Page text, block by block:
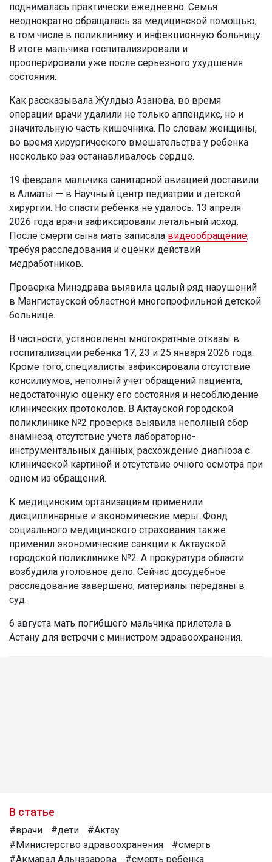
поднималась практически ежедневно. Семья
неоднократно обращалась за медицинской помощью,
в том числе в поликлинику и инфекционную больницу.
В итоге мальчика госпитализировали и
прооперировали уже после серьезного ухудшения
состояния.
Как рассказывала Жулдыз Азанова, во время
операции врачи удалили не только аппендикс, но и
значительную часть кишечника. По словам женщины,
во время хирургического вмешательства у ребенка
несколько раз останавливалось сердце.
19 февраля мальчика санитарной авиацией доставили
в Алматы — в Научный центр педиатрии и детской
хирургии. Но спасти ребенка не удалось. 13 апреля
2026 года врачи зафиксировали летальный исход.
После смерти сына мать записала видеообращение,
требуя расследования и оценки действий
медработников.
Проверка Минздрава выявила целый ряд нарушений
в Мангистауской областной многопрофильной детской
больнице.
В частности, установлены многократные отказы в
госпитализации ребенка 17, 23 и 25 января 2026 года.
Кроме того, специалисты зафиксировали отсутствие
консилиумов, неполный учет обращений пациента,
недостаточную оценку его состояния и несоблюдение
клинических протоколов. В Актауской городской
поликлинике №2 проверка выявила неполный сбор
анамнеза, отсутствие учета лабораторно-
инструментальных данных, расхождение диагноза с
клинической картиной и отсутствие очного осмотра при
одном из обращений.
К медицинским организациям применили
дисциплинарные и экономические меры. Фонд
социального медицинского страхования также
применил экономические санкции к Актауской
городской поликлинике №2. А прокуратура области
возбудила уголовное дело. Сейчас досудебное
расследование завершено, материалы переданы в
суд.
6 августа мать погибшего мальчика прилетела в
Астану для встречи с министром здравоохранения.
В статье
#врачи #дети
#Актау
#Министерство здравоохранения
#смерть
#Акмарал Альназарова
#смерть ребенка